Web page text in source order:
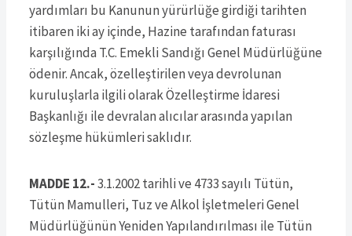
yardımları bu Kanunun yürürlüğe girdiği tarihten
itibaren iki ay içinde, Hazine tarafından faturası
karşılığında T.C. Emekli Sandığı Genel Müdürlüğüne
ödenir. Ancak, özelleştirilen veya devrolunan
kuruluşlarla ilgili olarak Özelleştirme İdaresi
Başkanlığı ile devralan alıcılar arasında yapılan
sözleşme hükümleri saklıdır.
MADDE 12.-3.1.2002 tarihli ve 4733 sayılı Tütün,
Tütün Mamulleri, Tuz ve Alkol İşletmeleri Genel
Müdürlüğünün Yeniden Yapılandırılması ile Tütün